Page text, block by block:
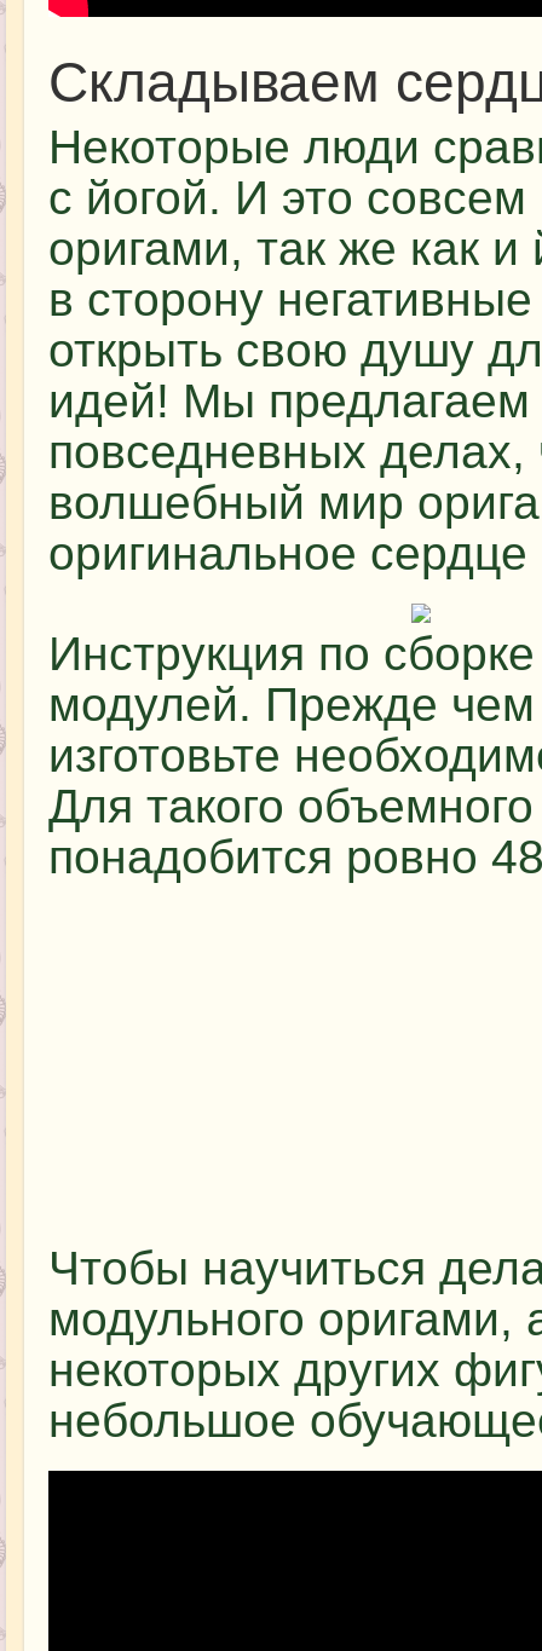
Складываем
Некоторые люди
с йогой. И это
оригами, так же как и
в сторону
открыть свою душу
идей! Мы
повседневных делах,
волшебный мир
оригинальное
Инструкция по
модулей. Прежде чем
изготовьте
Для такого
понадобится ровно
Чтобы научиться
модульного оригами,
некоторых других
небольшое